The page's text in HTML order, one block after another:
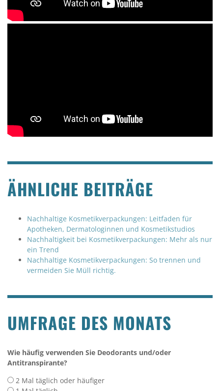
ÄHNLICHE BEITRÄGE
Nachhaltige Kosmetikverpackungen: Leitfaden für
Apotheken, Dermatologinnen und Kosmetikstudios
Nachhaltigkeit bei Kosmetikverpackungen: Mehr als nur
ein Trend
Nachhaltige Kosmetikverpackungen: So trennen und
vermeiden Sie Müll richtig.
UMFRAGE DES MONATS
Wie häufig verwenden Sie Deodorants und/oder
Antitranspirante?
2 Mal täglich oder häufiger